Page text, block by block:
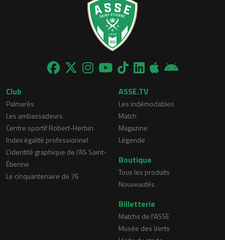
Club
Palmarès
Les ambassadeurs
Centre sportif Robert-Herbin
Index égalité professionnel
L'identité graphique de l'AS Saint-
Étienne
Le cinquantenaire de 76
ASSE.TV
Les indémodables
Match
Magazine
Légende
Boutique
Tous les produits
Nouveautés
Billetterie
Matchs de l'ASSE
Musée des Verts